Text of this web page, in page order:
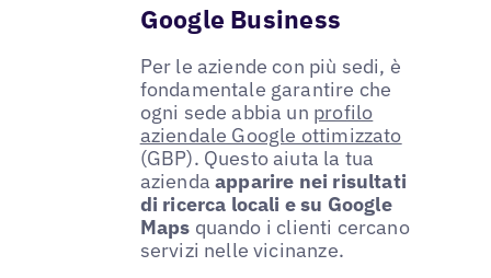
Google Business
Per le aziende con più sedi, è
fondamentale garantire che
ogni sede abbia un profilo
aziendale Google ottimizzato
(GBP). Questo aiuta la tua
aziendaapparire nei risultati
di ricerca locali e su Google
Maps quando i clienti cercano
servizi nelle vicinanze.